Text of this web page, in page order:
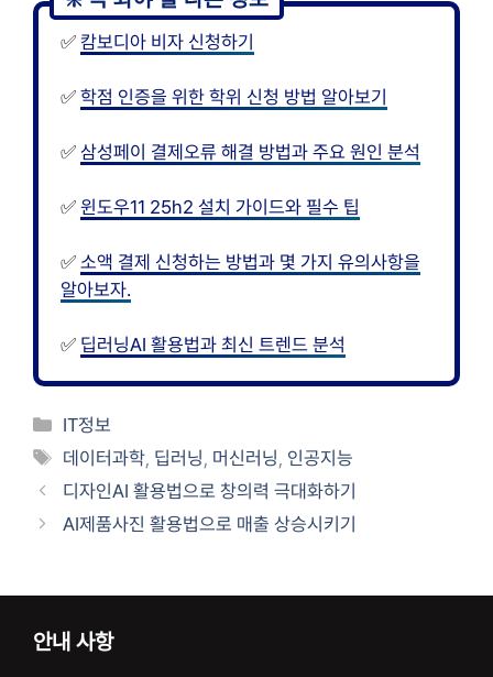
✅ 캄보디아 비자 신청하기
✅ 학점 인증을 위한 학위 신청 방법 알아보기
✅ 삼성페이 결제오류 해결 방법과 주요 원인 분석
✅ 윈도우11 25h2 설치 가이드와 필수 팁
✅ 소액 결제 신청하는 방법과 몇 가지 유의사항을
알아보자.
✅ 딥러닝AI 활용법과 최신 트렌드 분석
카
테
리
IT정보
태
그
데이터과학 딥러닝 머신러닝 인공지능
디자인AI 활용법으로 창의력 극대화하기
AI제품사진 활용법으로 매출 상승시키기
안내 사항